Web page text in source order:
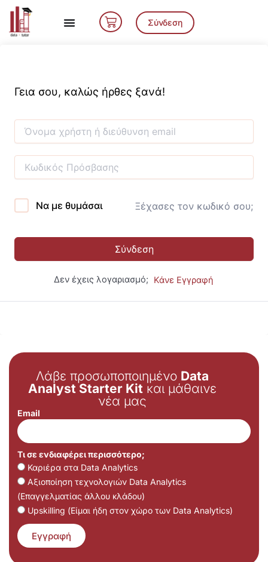
Μετάβαση
περιεχόμενο
Cart Σύνδεση
Γεια σου, καλώς ήρθες ξανά!
Να με θυμάσαι Ξέχασες τον κωδικό σου;
Σύνδεση
Δεν έχεις λογαριασμό; Κάνε Εγγραφή
Λάβε προσωποποιημένο Data
Analyst Starter Kit και μάθαινε
νέα μας
Email
Τι σε ενδιαφέρει περισσότερο;
Καριέρα στα Data Analytics
Αξιοποίηση τεχνολογιών Data Analytics
(Επαγγελματίας άλλου κλάδου)
Upskilling (Είμαι ήδη στον χώρο των Data Analytics)
Εγγραφή